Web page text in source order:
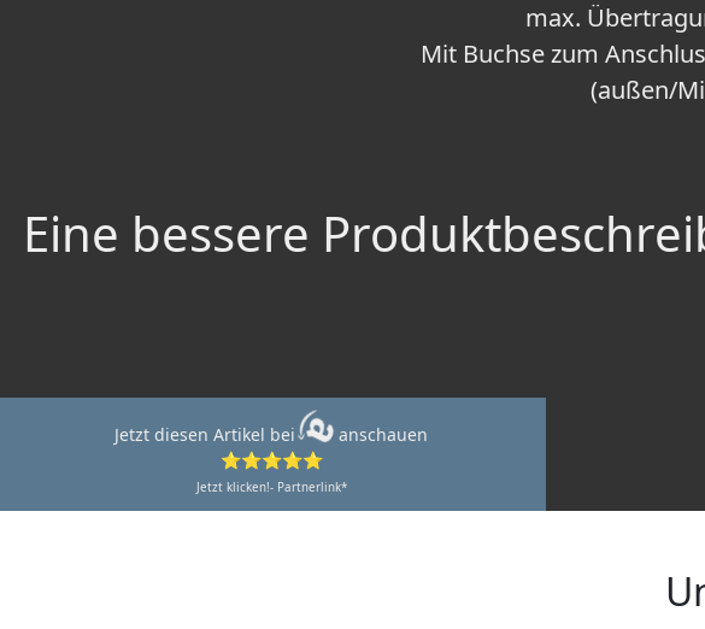
max.
Mit Buchse zum
(außen/
Eine bessere
Jetzt diesen Artikel bei
anschauen
⭐⭐⭐⭐⭐
Jetzt klicken!- Partnerlink*